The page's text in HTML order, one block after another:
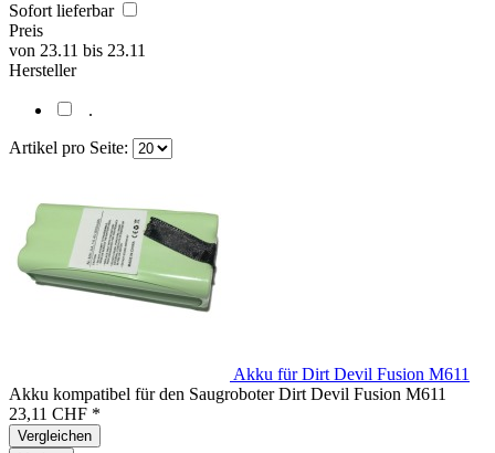
Sofort lieferbar
Preis
von 23.11 bis 23.11
Hersteller
.
Artikel pro Seite:
Akku für Dirt Devil Fusion M611
Akku kompatibel für den Saugroboter Dirt Devil Fusion M611
23,11 CHF *
Vergleichen